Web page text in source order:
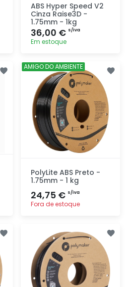
ABS Hyper Speed V2
Cinza Raise3D -
1.75mm - 1kg
36,00 € s/iva
Em estoque
Adicionar
rapidamente
PolyLite ABS Preto -
1.75mm - 1 kg
24,75 € s/iva
Fora de estoque
rapidamente
AMIGO DO AMBIENTE